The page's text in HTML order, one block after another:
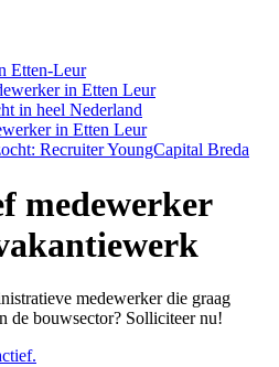
Etten-Leur
in Etten Leur
in heel Nederland
in Etten Leur
Recruiter YoungCapital Breda
medewerker
medewerker die graag
de bouwsector? Solliciteer nu!